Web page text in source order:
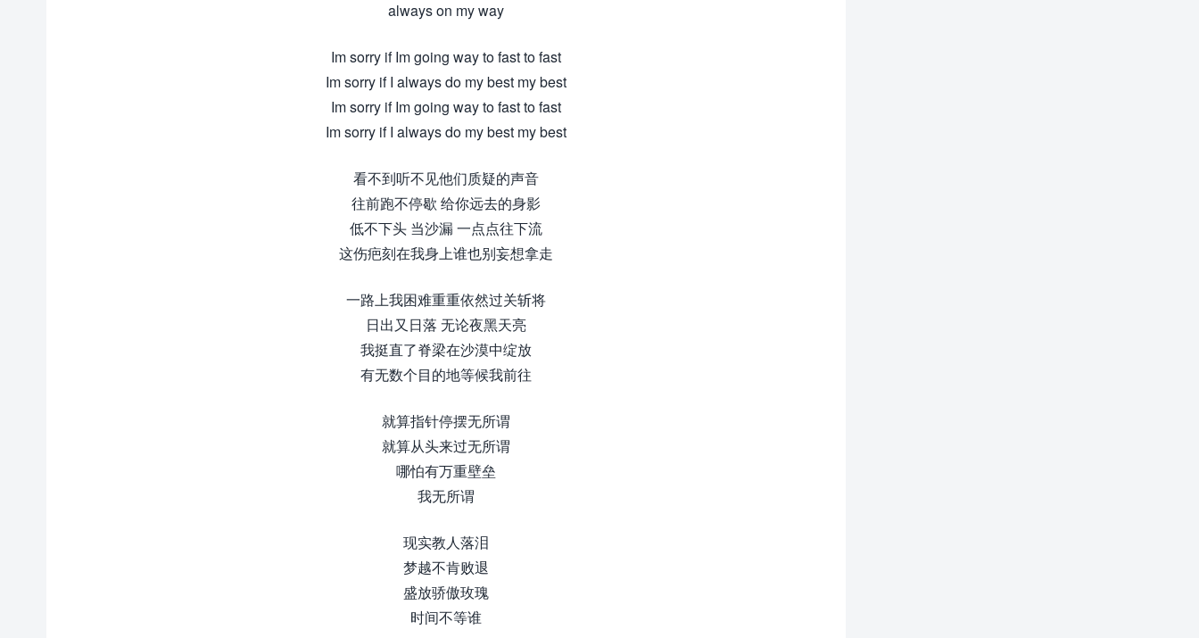
always on my way
Im sorry if Im going way to fast to fast
Im sorry if I always do my best my best
Im sorry if Im going way to fast to fast
Im sorry if I always do my best my best
看不到听不见他们质疑的声音
往前跑不停歇 给你远去的身影
低不下头 当沙漏 一点点往下流
这伤疤刻在我身上谁也别妄想拿走
一路上我困难重重依然过关斩将
日出又日落 无论夜黑天亮
我挺直了脊梁在沙漠中绽放
有无数个目的地等候我前往
就算指针停摆无所谓
就算从头来过无所谓
哪怕有万重壁垒
我无所谓
现实教人落泪
梦越不肯败退
盛放骄傲玫瑰
时间不等谁